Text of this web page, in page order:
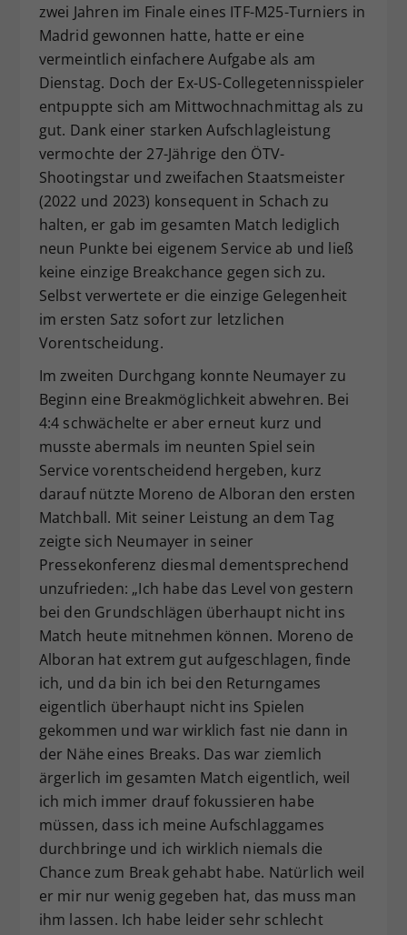
zwei Jahren im Finale eines ITF-M25-Turniers in
Madrid gewonnen hatte, hatte er eine
vermeintlich einfachere Aufgabe als am
Dienstag. Doch der Ex-US-Collegetennisspieler
entpuppte sich am Mittwochnachmittag als zu
gut. Dank einer starken Aufschlagleistung
vermochte der 27-Jährige den ÖTV-
Shootingstar und zweifachen Staatsmeister
(2022 und 2023) konsequent in Schach zu
halten, er gab im gesamten Match lediglich
neun Punkte bei eigenem Service ab und ließ
keine einzige Breakchance gegen sich zu.
Selbst verwertete er die einzige Gelegenheit
im ersten Satz sofort zur letzlichen
Vorentscheidung.
Im zweiten Durchgang konnte Neumayer zu
Beginn eine Breakmöglichkeit abwehren. Bei
4:4 schwächelte er aber erneut kurz und
musste abermals im neunten Spiel sein
Service vorentscheidend hergeben, kurz
darauf nützte Moreno de Alboran den ersten
Matchball. Mit seiner Leistung an dem Tag
zeigte sich Neumayer in seiner
Pressekonferenz diesmal dementsprechend
unzufrieden: „Ich habe das Level von gestern
bei den Grundschlägen überhaupt nicht ins
Match heute mitnehmen können. Moreno de
Alboran hat extrem gut aufgeschlagen, finde
ich, und da bin ich bei den Returngames
eigentlich überhaupt nicht ins Spielen
gekommen und war wirklich fast nie dann in
der Nähe eines Breaks. Das war ziemlich
ärgerlich im gesamten Match eigentlich, weil
ich mich immer drauf fokussieren habe
müssen, dass ich meine Aufschlaggames
durchbringe und ich wirklich niemals die
Chance zum Break gehabt habe. Natürlich weil
er mir nur wenig gegeben hat, das muss man
ihm lassen. Ich habe leider sehr schlecht